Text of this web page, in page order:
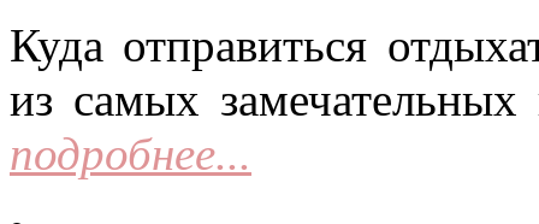
Куда отправиться
из самых замечательных
подробнее...